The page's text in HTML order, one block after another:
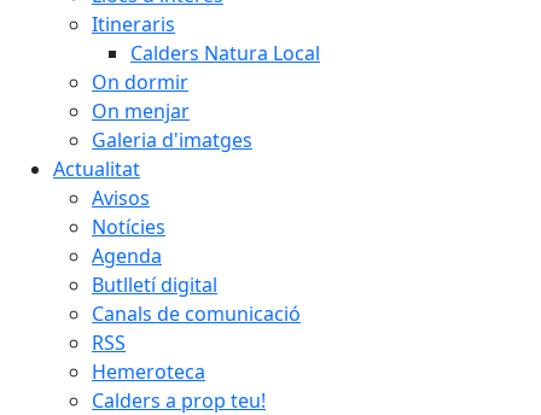
Itineraris
Calders Natura Local
On dormir
On menjar
Galeria d'imatges
Actualitat
Avisos
Notícies
Agenda
Butlletí digital
Canals de comunicació
RSS
Hemeroteca
Calders a prop teu!